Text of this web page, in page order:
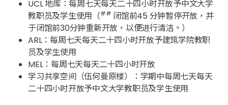
UCL 地库：每周七天每天二十四小时开放予中文大学
教职员及学生使用（## 闭馆前45 分钟暂停开放，并
于闭馆前30分钟重新开放，以便进行清洁。）
ARL：每周七天每天二十四小时开放予建筑学院教职
员及学生使用
MEL：每周七天每天二十四小时开放
学习共享空间（伍何曼原楼）：学期中每周七天每天
二十四小时开放予中文大学教职员及学生使用